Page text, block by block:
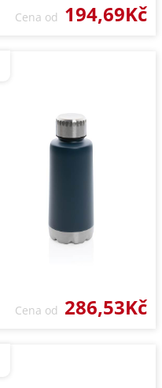
Cena od 194,69Kč
Cena od 286,53Kč